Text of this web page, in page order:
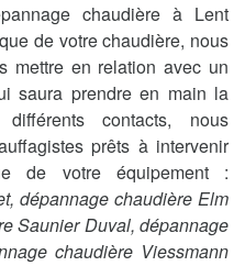
chaudière à Lent
de votre chaudière, nous
mettre en relation avec un
saura prendre en main la
contacts, nous
prêts à intervenir
de votre équipement :
dépannage chaudière Elm
Saunier Duval, dépannage
chaudière Viessmann